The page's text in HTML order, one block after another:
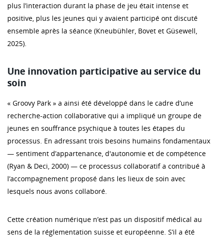
plus l’interaction durant la phase de jeu était intense et
positive, plus les jeunes qui y avaient participé ont discuté
ensemble après la séance (Kneubühler, Bovet et Güsewell,
2025).
Une innovation participative au service du
soin
« Groovy Park » a ainsi été développé dans le cadre d’une
recherche-action collaborative qui a impliqué un groupe de
jeunes en souffrance psychique à toutes les étapes du
processus. En adressant trois besoins humains fondamentaux
— sentiment d’appartenance, d'autonomie et de compétence
(Ryan & Deci, 2000) — ce processus collaboratif a contribué à
l’accompagnement proposé dans les lieux de soin avec
lesquels nous avons collaboré.
Cette création numérique n’est pas un dispositif médical au
sens de la réglementation suisse et européenne. S’il a été